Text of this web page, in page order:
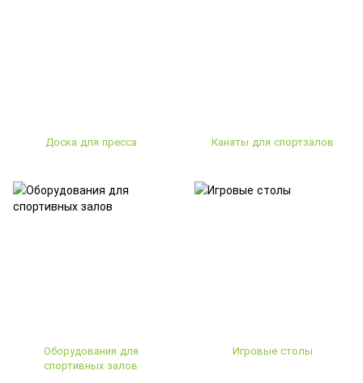
Доска для пресса Канаты для спортзалов
Оборудования для
спортивных залов
Игровые столы